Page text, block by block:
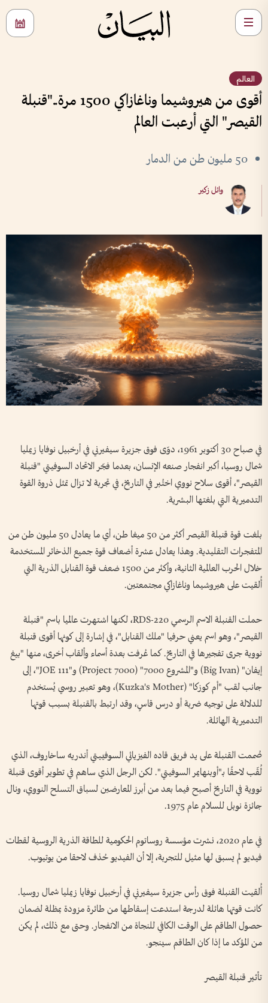
العالم
أقوى من هيروشيما وناغازاكي 1500 مرة.."قنبلة
القيصر" التي أرعبت العالم
50 مليون طن من الدمار
وائل زكير
في صباح 30 أكتوبر 1961، دوّى فوق جزيرة سيفيرني في أرخبيل نوفايا زيمليا
شمال روسيا، أكبر انفجار صنعه الإنسان، بعدما فجّر الاتحاد السوفيتي "قنبلة
القيصر"، أقوى سلاح نووي اختُبر في التاريخ، في تجربة لا تزال تمثل ذروة القوة
التدميرية التي بلغتها البشرية.
بلغت قوة قنبلة القيصر أكثر من 50 ميغا طن، أي ما يعادل 50 مليون طن من
المتفجرات التقليدية. وهذا يعادل عشرة أضعاف قوة جميع الذخائر المستخدمة
خلال الحرب العالمية الثانية، وأكثر من 1500 ضعف قوة القنابل الذرية التي
أُلقيت على هيروشيما وناغازاكي مجتمعتين.
حملت القنبلة الاسم الرسمي RDS-220، لكنها اشتهرت عالميا باسم "قنبلة
القيصر"، وهو اسم يعني حرفيا "ملك القنابل"، في إشارة إلى كونها أقوى قنبلة
نووية جرى تفجيرها في التاريخ. كما عُرفت بعدة أسماء وألقاب أخرى، منها "بيغ
إيفان" (Big Ivan) و"المشروع 7000" (Project 7000) و"JOE 111"، إلى
جانب لقب "أم كوزكا" (Kuzka's Mother)، وهو تعبير روسي يُستخدم
للدلالة على توجيه ضربة أو درس قاسٍ، وقد ارتبط بالقنبلة بسبب قوتها
التدميرية الهائلة.
صُممت القنبلة على يد فريق قاده الفيزيائي السوفييتي أندريه ساخاروف، الذي
لُقّب لاحقًا بـ"أوبنهايمر السوفيتي". لكن الرجل الذي ساهم في تطوير أقوى قنبلة
نووية في التاريخ أصبح فيما بعد من أبرز المعارضين لسباق التسلح النووي، ونال
جائزة نوبل للسلام عام 1975.
في عام 2020، نشرت مؤسسة روساتوم الحكومية للطاقة الذرية الروسية لقطات
فيديو لم يسبق لها مثيل للتجربة، إلا أن الفيديو حُذف لاحقا من يوتيوب.
أُلقيت القنبلة فوق رأس جزيرة سيفيرني في أرخبيل نوفايا زيمليا شمال روسيا.
كانت قوتها هائلة لدرجة استدعت إسقاطها من طائرة مزودة بمظلة لضمان
حصول الطاقم على الوقت الكافي للنجاة من الانفجار. وحتى مع ذلك، لم يكن
من المؤكد ما إذا كان الطاقم سينجو.
تأثير قنبلة القيصر